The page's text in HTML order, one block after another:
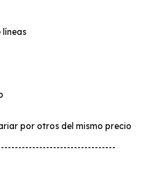
líneas
por otros del mismo precio